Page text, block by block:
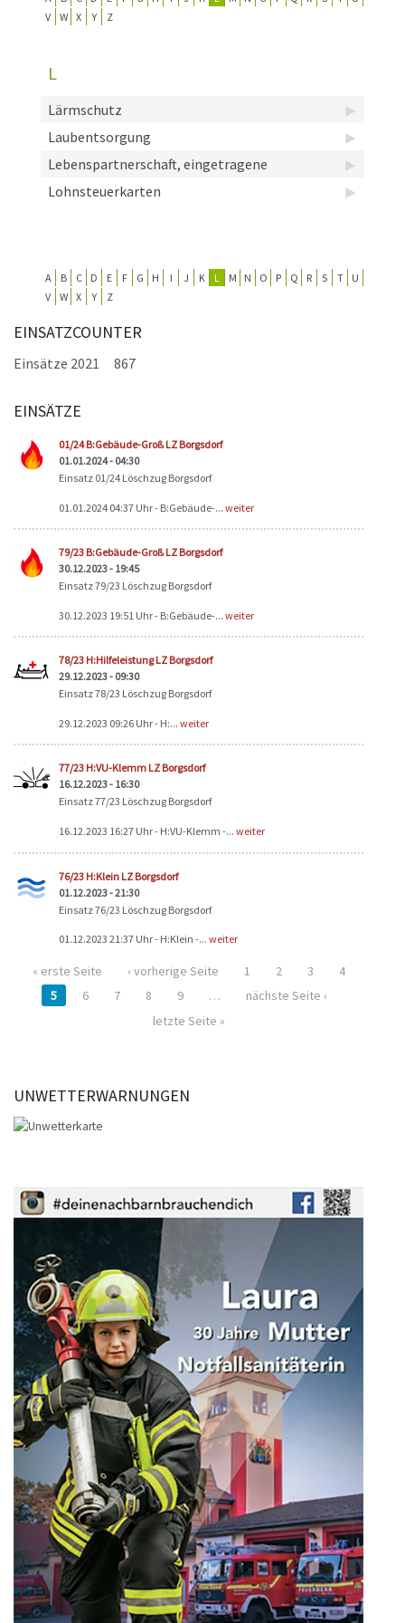
V
W X Y Z
L
Lärmschutz
Laubentsorgung
Lebenspartnerschaft, eingetragene
Lohnsteuerkarten
A B C D E F G H I J K L M N O P Q R S T
U
V
W X Y Z
EINSATZCOUNTER
Einsätze 2021 867
EINSÄTZE
01/24 B:Gebäude-Groß LZ Borgsdorf
01.01.2024 - 04:30
Einsatz 01/24 Löschzug Borgsdorf
01.01.2024 04:37 Uhr - B:Gebäude-... weiter
79/23 B:Gebäude-Groß LZ Borgsdorf
30.12.2023 - 19:45
Einsatz 79/23 Löschzug Borgsdorf
30.12.2023 19:51 Uhr - B:Gebäude-... weiter
78/23 H:Hilfeleistung LZ Borgsdorf
29.12.2023 - 09:30
Einsatz 78/23 Löschzug Borgsdorf
29.12.2023 09:26 Uhr - H:... weiter
77/23 H:VU-Klemm LZ Borgsdorf
16.12.2023 - 16:30
Einsatz 77/23 Löschzug Borgsdorf
16.12.2023 16:27 Uhr - H:VU-Klemm -... weiter
76/23 H:Klein LZ Borgsdorf
01.12.2023 - 21:30
Einsatz 76/23 Löschzug Borgsdorf
01.12.2023 21:37 Uhr - H:Klein -... weiter
Seiten
« erste Seite ‹ vorherige Seite 1 2 3
4
5
6 7 8 9 …
nächste Seite ›
letzte Seite »
UNWETTERWARNUNGEN